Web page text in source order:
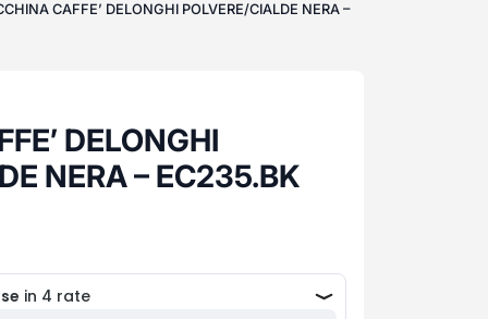
CAFFE’ DELONGHI POLVERE/CIALDE NERA –
DELONGHI
NERA – EC235.BK